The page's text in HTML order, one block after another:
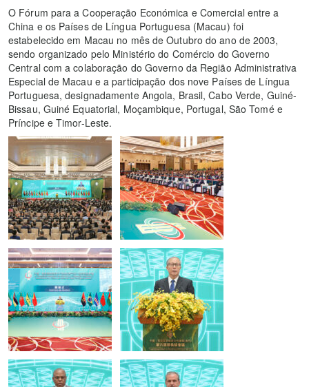
O Fórum para a Cooperação Económica e Comercial entre a
China e os Países de Língua Portuguesa (Macau) foi
estabelecido em Macau no mês de Outubro do ano de 2003,
sendo organizado pelo Ministério do Comércio do Governo
Central com a colaboração do Governo da Região Administrativa
Especial de Macau e a participação dos nove Países de Língua
Portuguesa, designadamente Angola, Brasil, Cabo Verde, Guiné-
Bissau, Guiné Equatorial, Moçambique, Portugal, São Tomé e
Príncipe e Timor-Leste.